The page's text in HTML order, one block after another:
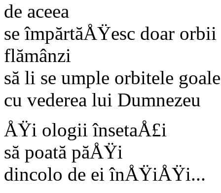
de aceea
se împărtăÅŸesc doar orbii
flămânzi
să li se umple orbitele goale
cu vederea lui Dumnezeu
ÅŸi ologii însetaÅ£i
să poată păÅŸi
dincolo de ei înÅŸiÅŸi...